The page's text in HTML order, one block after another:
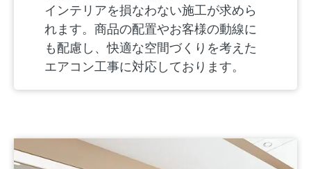
インテリアを損なわない施工が求めら
れます。商品の配置やお客様の動線に
も配慮し、快適な空間づくりを考えた
エアコン工事に対応しております。